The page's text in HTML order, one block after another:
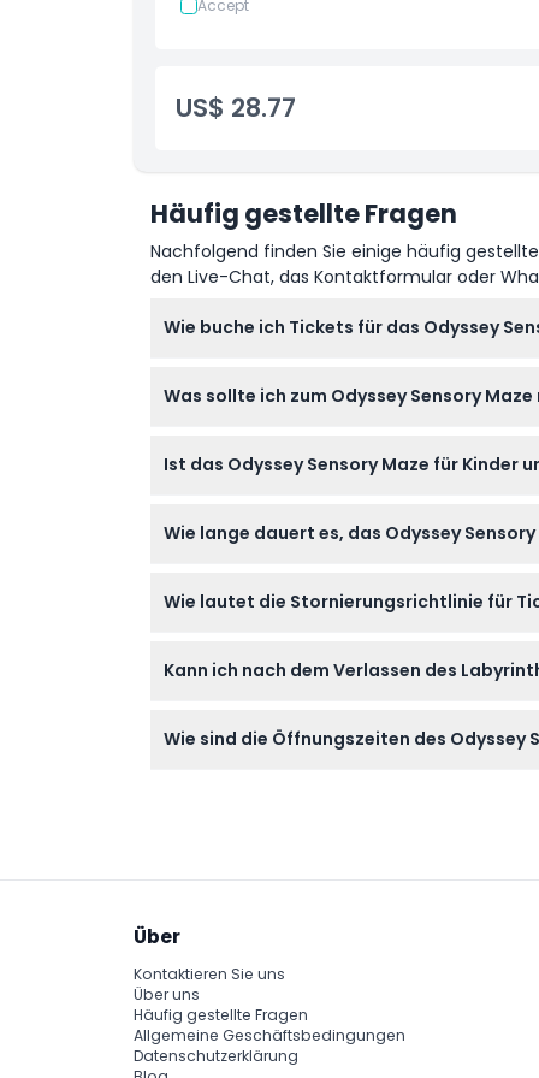
Accept
US$ 28.77
Häufig gestellte Fragen
Nachfolgend finden Sie einige häufig
den Live-Chat, das Kontaktformular oder
Wie buche ich Tickets für das Odyssey
und Ihre Uhrzeit aus, um die Verfügbarkeit
Was sollte ich zum Odyssey Sensory
keine eigenen Speisen, Getränke oder
Ist das Odyssey Sensory Maze für Kinder
familienfreundliche Aktivität für alle
Wie lange dauert es, das Odyssey
nehmen können, jeden Sinnesraum in
Wie lautet die Stornierungsrichtlinie für
ausgewählten Datum und zur
Kann ich nach dem Verlassen des
Wie sind die Öffnungszeiten des Odyssey
Über
Kontaktieren Sie uns
Über uns
Häufig gestellte Fragen
Allgemeine Geschäftsbedingungen
Datenschutzerklärung